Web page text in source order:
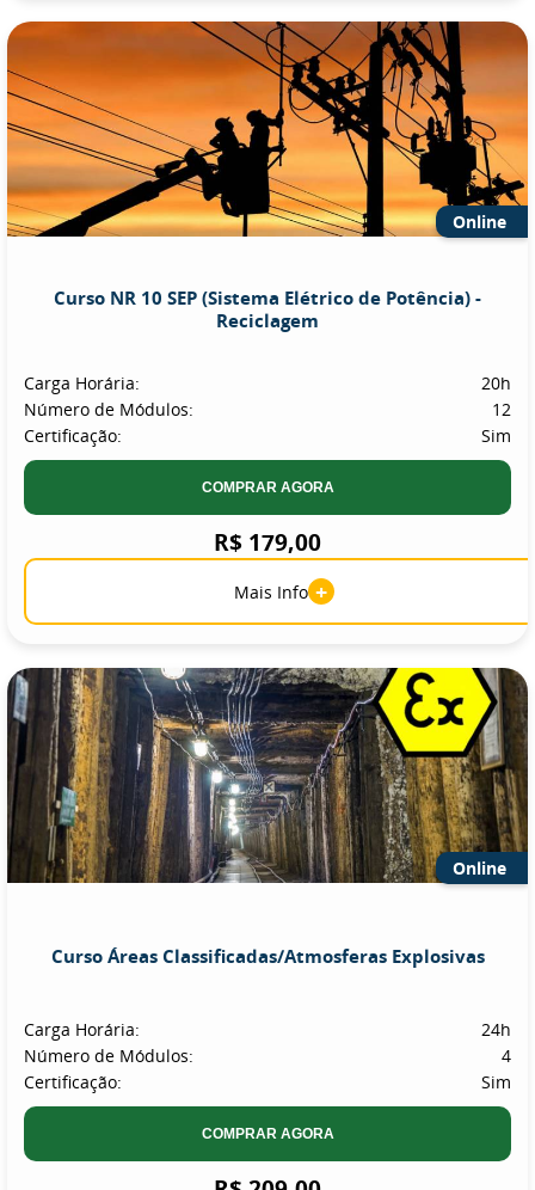
Online
Curso NR 10 SEP (Sistema Elétrico de Potência) -
Reciclagem
Carga Horária:
20h
Número de Módulos:
12
Certificação:
Sim
COMPRAR AGORA
R$ 179,00
Mais Info +
Online
Curso Áreas Classificadas/Atmosferas Explosivas
Carga Horária:
24h
Número de Módulos:
4
Certificação:
Sim
COMPRAR AGORA